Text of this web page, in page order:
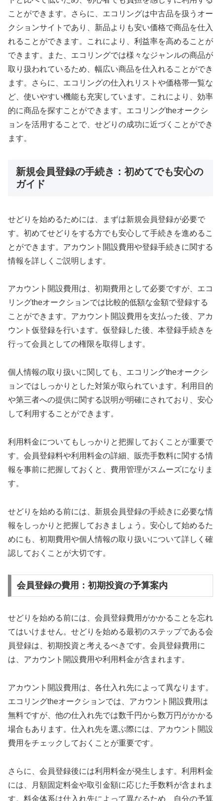
ことができます。さらに、エコリングは中古品を扱うオー
クションサイトであり、新品よりも安い価格で商品を仕入
れることができます。これにより、利益率を高めることが
できます。また、エコリングでは様々なジャンルの商品が
取り扱われているため、幅広い商品を仕入れることができ
ます。さらに、エコリングの仕入れリストや価格帯一覧な
ど、使いやすい機能も充実しています。これにより、効率
的に商品を探すことができます。エコリングtheオークシ
ョンを活用することで、せどりの成功に近づくことができ
ます。
新規会員登録の手続き：初めてでも安心の
ガイド
せどりを始めるためには、まずは新規会員登録が必要で
す。初めてせどりをする方でも安心して手続きを進めるこ
とができます。アカウント開設費用や登録手続きに関する
情報を詳しくご説明します。
アカウント開設費用は、初期費用として必要ですが、エコ
リングtheオークションでは比較的低額な金額で登録する
ことができます。アカウント開設費用を支払った後、アカ
ウント仮登録を行います。仮登録した後、本登録手続きを
行って会員としての権限を取得します。
個人情報の取り扱いに関しても、エコリングtheオークシ
ョンではしっかりとした対策が取られています。利用目的
や第三者への提供に関する説明が明確にされており、安心
して利用することができます。
利用料金についてもしっかりと把握しておくことが重要で
す。会員登録料や利用料金の詳細、販売手数料に関する情
報を事前に把握しておくと、費用管理がスムーズになりま
す。
せどりを始める前には、新規会員登録の手続きに必要な情
報をしっかりと把握しておきましょう。安心して始めるた
めにも、初期費用や個人情報の取り扱いについて詳しく確
認しておくことが大切です。
会員登録の費用：初期投資の予算案内
せどりを始める前には、会員登録費用がかかることを忘れ
てはいけません。せどりを始める最初のステップである会
員登録は、初期投資と考えるべきです。会員登録費用に
は、アカウント開設費用や利用料金が含まれます。
アカウント開設費用は、各仕入れ先によって異なります。
エコリングtheオークションでは、アカウント開設費用は
無料ですが、他の仕入れ先では数千円から数万円がかかる
場合もあります。仕入れ先を選ぶ際には、アカウント開設
費用をチェックしておくことが重要です。
さらに、会員登録後には利用料金が発生します。利用料金
には、月額固定料金や取引金額に応じた手数料が含まれま
す。料金体系は仕入れ先によって異なるため、自分の予算